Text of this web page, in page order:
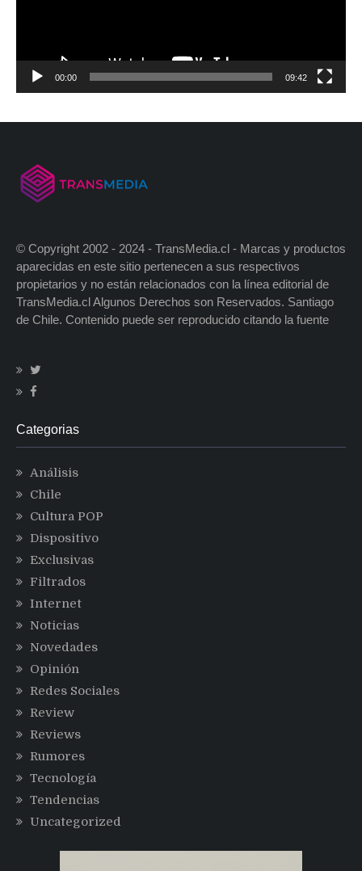
00:00 09:42
© Copyright 2002 - 2024 - TransMedia.cl - Marcas y productos
aparecidas en este sitio pertenecen a sus respectivos
propietarios y no están relacionados con la línea editorial de
TransMedia.cl Algunos Derechos son Reservados. Santiago
de Chile. Contenido puede ser reproducido citando la fuente
Categorias
Análisis
Chile
Cultura POP
Dispositivo
Exclusivas
Filtrados
Internet
Noticias
Novedades
Opinión
Redes Sociales
Review
Reviews
Rumores
Tecnología
Tendencias
Uncategorized